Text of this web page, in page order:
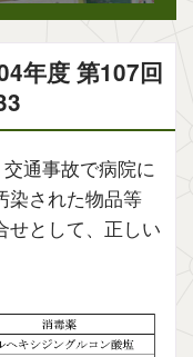
年度 第107回
通事故で病院に
染された物品等
せとして、正しい